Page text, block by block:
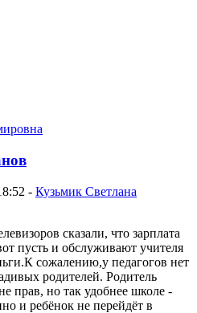
- Кузьмик Светлана
сказали, что зарплата
пусть и обслуживают учителя
сожалению,у педагогов нет
родителей. Родитель
прав, но так удобнее школе -
и ребёнок не перейдёт в